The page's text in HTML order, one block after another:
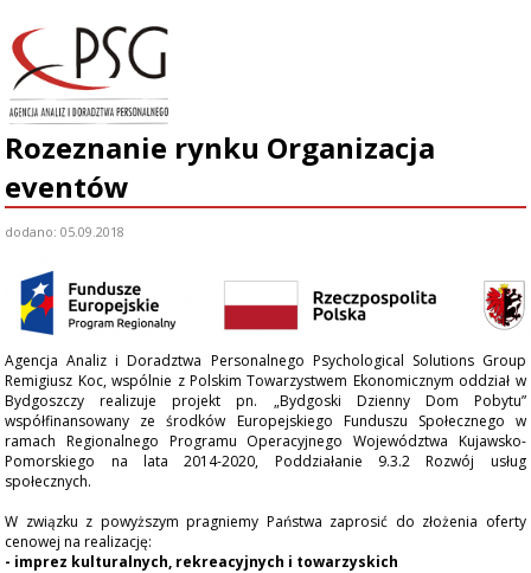
O NAS
NASZA OFERTA
AKTUALNOŚCI
PROJEKTY
KLIENCI
KONTAKT
Rozeznanie rynku Organizacja
eventów
dodano: 05.09.2018
Agencja Analiz i Doradztwa Personalnego Psychological Solutions Group
Remigiusz Koc, wspólnie z Polskim Towarzystwem Ekonomicznym oddział w
Bydgoszczy realizuje projekt pn. „Bydgoski Dzienny Dom Pobytu”
współfinansowany ze środków Europejskiego Funduszu Społecznego w
ramach Regionalnego Programu Operacyjnego Województwa Kujawsko-
Pomorskiego na lata 2014-2020, Poddziałanie 9.3.2 Rozwój usług
społecznych.
W związku z powyższym pragniemy Państwa zaprosić do złożenia oferty
cenowej na realizację:
- imprez kulturalnych, rekreacyjnych i towarzyskich